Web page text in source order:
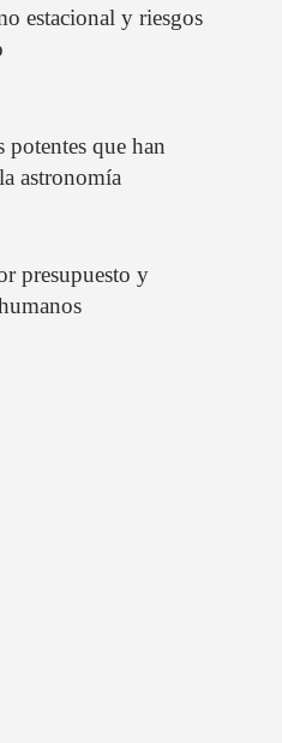
estacional y riesgos
potentes que han
astronomía
presupuesto y